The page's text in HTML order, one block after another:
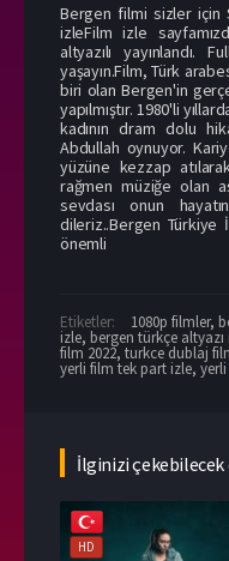
Bergen filmi sizler için
izleFilm izle
altyazılı
yaşayın.Film, Türk
biri olan Bergen'in
yapılmıştır. 1980'li
kadının dram dolu
Abdullah oynuyor.
yüzüne kezzap
rağmen müziğe olan
sevdası onun
dileriz..Bergen Türkiye
önemli
Etiketler: 1080p filmler,
izle, bergen türkçe altyazı
film 2022, turkce dublaj
yerli film tek part izle,
İlginizi
HD